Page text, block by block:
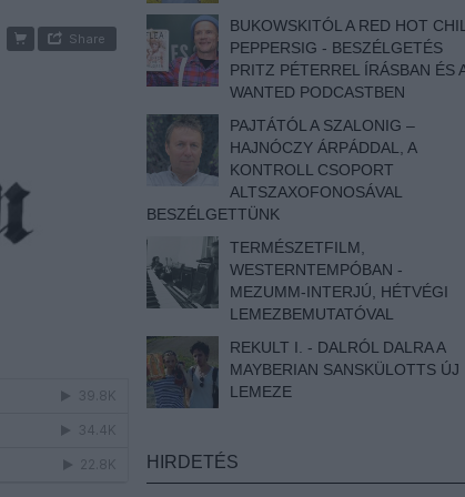
BUKOWSKITÓL A RED HOT
PEPPERSIG - BESZÉLGETÉS
PRITZ PÉTERREL ÍRÁSBAN ÉS
WANTED PODCASTBEN
PAJTÁTÓL A SZALONIG –
HAJNÓCZY ÁRPÁDDAL, A
KONTROLL CSOPORT
ALTSZAXOFONOSÁVAL
BESZÉLGETTÜNK
TERMÉSZETFILM,
WESTERNTEMPÓBAN -
MEZUMM-INTERJÚ, HÉTVÉGI
LEMEZBEMUTATÓVAL
REKULT I. - DALRÓL DALRA A
MAYBERIAN SANSKÜLOTTS ÚJ
LEMEZE
HIRDETÉS